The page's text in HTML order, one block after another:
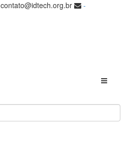
contato@idtech.org.br
-
Toggle